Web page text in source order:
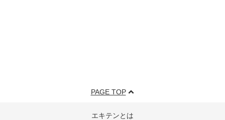
PAGE TOP
エキテンとは